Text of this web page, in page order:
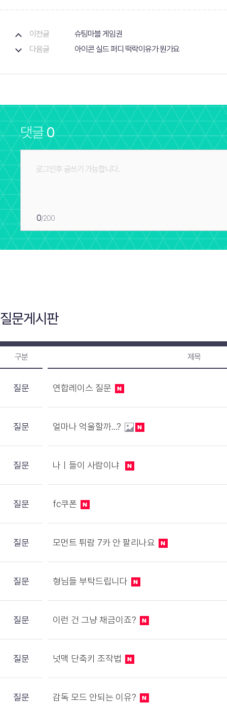
이전글
슈팅마블 게임권
다음글
아이콘 실드 퍼디 떡락이유가 뭔가요
댓글0
0/200
질문게시판
구분 제목
질문 연합레이스 질문
질문 얼마나 억울할까...?
질문 나ㅣ들이 사람이냐
질문 fc쿠폰
질문 모먼트 튀람 7카 안 팔리나요
질문 형님들 부탁드립니다
질문 이런 건 그냥 채금이죠?
질문 넛맥 단축키 조작법
질문 감독 모드 안되는 이유?